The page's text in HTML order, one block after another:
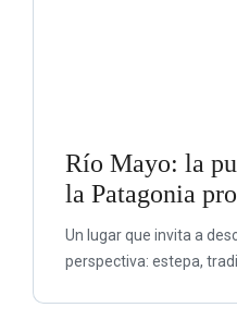
Río Mayo: la
la Patagonia
Un lugar que invita a
perspectiva: estepa,